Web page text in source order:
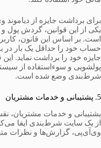
برای برداشت جایزه از دیاموند
یکی از این قوانین، گردش
است. بر اساس این قانون، کاربر
حساب خود را حداقل یک بار در
جایزه خود را برداشت نماید. این
پولشویی و سوءاستفاده از
شرط‌بندی وضع شده است.
5. پشتیبانی و خدمات مشتریان
پشتیبانی و خدمات مشتریان،
از یک سایت شرط‌بندی ایفا
وی‌آی‌پی، گزارش‌ها و نظرات